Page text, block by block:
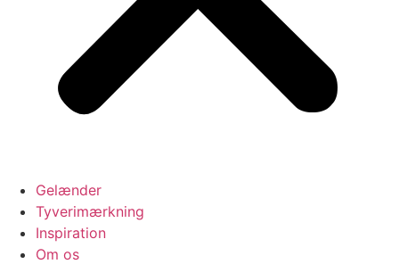
Gelænder
Tyverimærkning
Inspiration
Om os